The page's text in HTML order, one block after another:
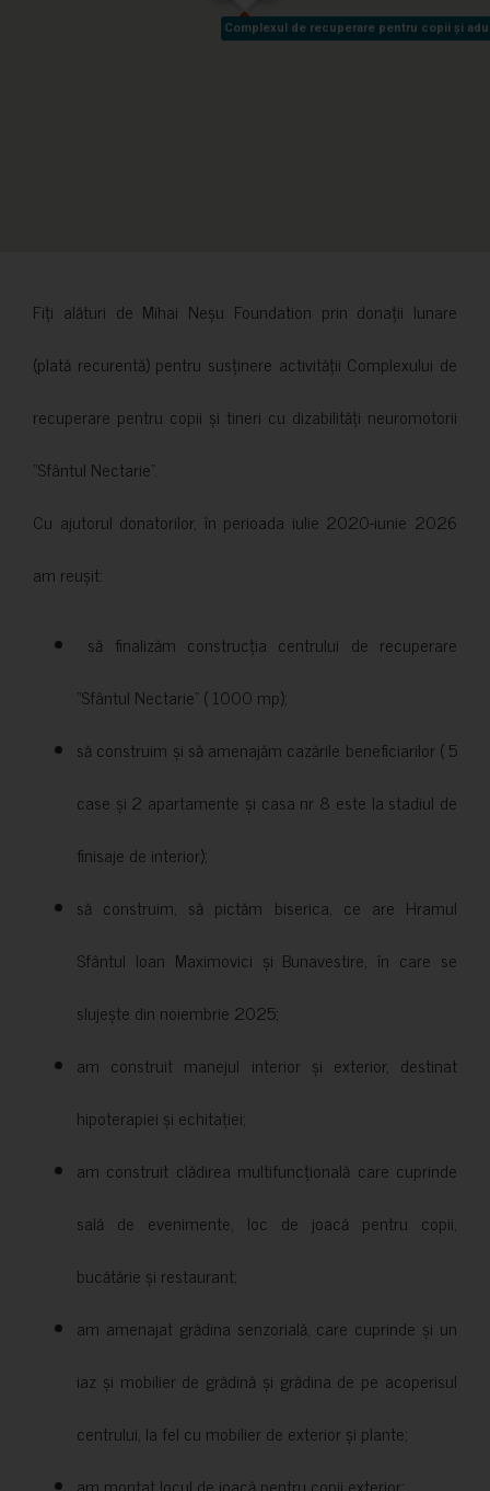
Complexul de recuperare pentru copii și
Complexul de recuperare pentru copii și
Fiți alături de Mihai Neșu Foundation prin donații lunare
(plată recurentă) pentru susținere activității Complexului de
recuperare pentru copii și tineri cu dizabilități neuromotorii
”Sfântul Nectarie”.
Cu ajutorul donatorilor, în perioada iulie 2020-iunie 2026
am reușit:
să finalizăm construcția centrului de recuperare
”Sfântul Nectarie” ( 1000 mp);
să construim și să amenajăm cazările beneficiarilor ( 5
case și 2 apartamente și casa nr 8 este la stadiul de
finisaje de interior);
să construim, să pictăm biserica, ce are Hramul
Sfântul Ioan Maximovici și Bunavestire, în care se
slujește din noiembrie 2025;
am construit manejul interior și exterior, destinat
hipoterapiei și echitației;
am construit clădirea multifuncțională care cuprinde
sală de evenimente, loc de joacă pentru copii,
bucătărie și restaurant;
am amenajat grădina senzorială, care cuprinde și un
iaz și mobilier de grădină și grădina de pe acoperisul
centrului, la fel cu mobilier de exterior și plante;